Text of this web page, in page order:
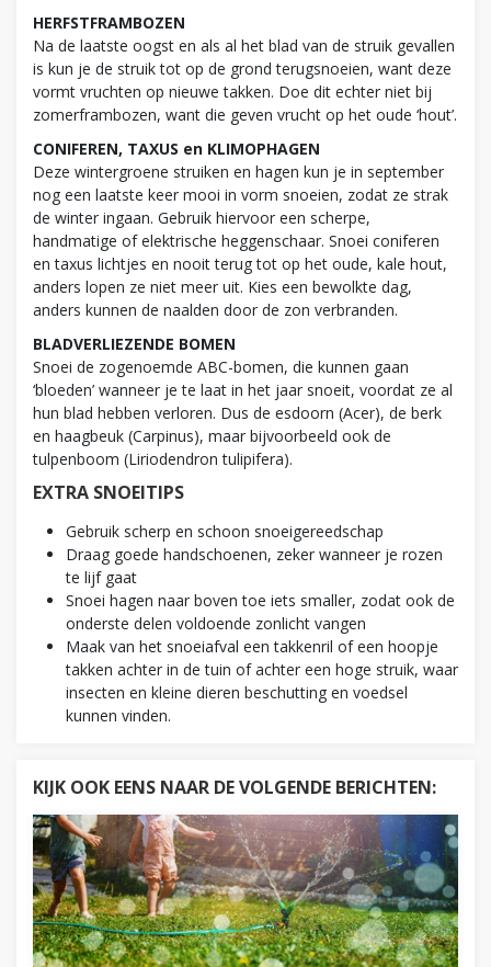
HERFSTFRAMBOZEN
Na de laatste oogst en als al het blad van de struik gevallen
is kun je de struik tot op de grond terugsnoeien, want deze
vormt vruchten op nieuwe takken. Doe dit echter niet bij
zomerframbozen, want die geven vrucht op het oude ‘hout’.
CONIFEREN, TAXUS en KLIMOPHAGEN
Deze wintergroene struiken en hagen kun je in september
nog een laatste keer mooi in vorm snoeien, zodat ze strak
de winter ingaan. Gebruik hiervoor een scherpe,
handmatige of elektrische heggenschaar. Snoei coniferen
en taxus lichtjes en nooit terug tot op het oude, kale hout,
anders lopen ze niet meer uit. Kies een bewolkte dag,
anders kunnen de naalden door de zon verbranden.
BLADVERLIEZENDE BOMEN
Snoei de zogenoemde ABC-bomen, die kunnen gaan
‘bloeden’ wanneer je te laat in het jaar snoeit, voordat ze al
hun blad hebben verloren. Dus de esdoorn (Acer), de berk
en haagbeuk (Carpinus), maar bijvoorbeeld ook de
tulpenboom (Liriodendron tulipifera).
EXTRA SNOEITIPS
Gebruik scherp en schoon snoeigereedschap
Draag goede handschoenen, zeker wanneer je rozen
te lijf gaat
Snoei hagen naar boven toe iets smaller, zodat ook de
onderste delen voldoende zonlicht vangen
Maak van het snoeiafval een takkenril of een hoopje
takken achter in de tuin of achter een hoge struik, waar
insecten en kleine dieren beschutting en voedsel
kunnen vinden.
KIJK OOK EENS NAAR DE VOLGENDE BERICHTEN: